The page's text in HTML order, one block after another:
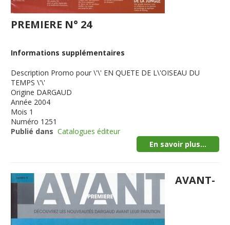
PREMIERE N° 24
Informations supplémentaires
Description Promo pour \'\' EN QUETE DE L\'OISEAU DU
TEMPS \'\'
Origine DARGAUD
Année 2004
Mois 1
Numéro 1251
Publié dans Catalogues éditeur
En savoir plus...
AVANT-